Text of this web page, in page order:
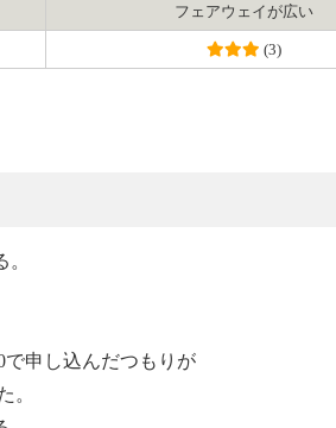
フェアウェイ が広い
(3)
で申し込んだつもりが
。